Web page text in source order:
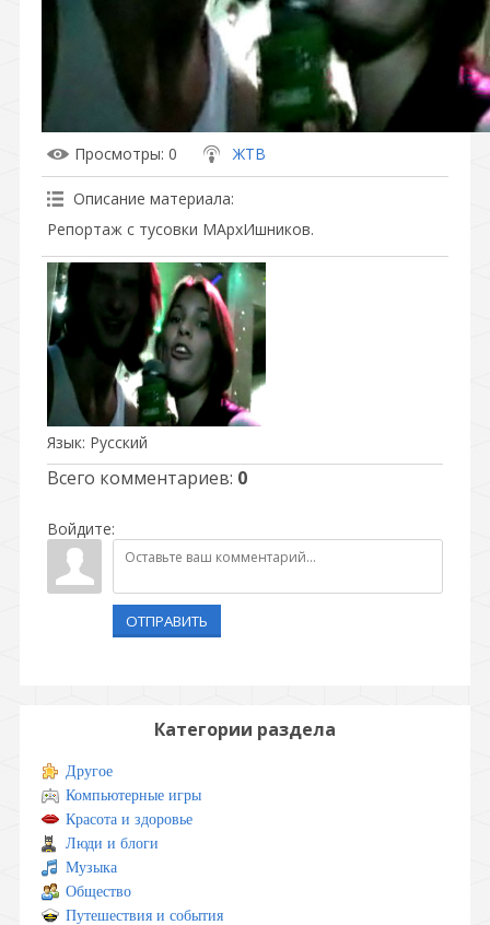
Просмотры: 0 ЖТВ
Описание материала:
Репортаж с тусовки МАрхИшников.
Язык: Русский
Всего комментариев: 0
Войдите:
ОТПРАВИТЬ
Категории раздела
Другое
Компьютерные игры
Красота и здоровье
Люди и блоги
Музыка
Общество
Путешествия и события